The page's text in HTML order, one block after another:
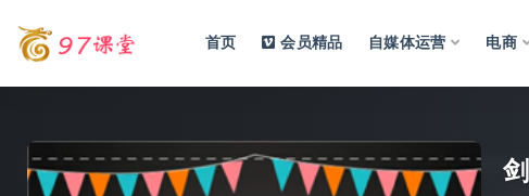
首页 会员精品 自媒体运营 电商